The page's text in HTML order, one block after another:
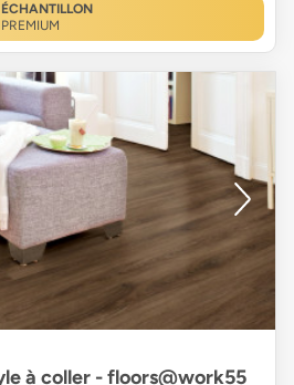
ÉCHANTILLON
PREMIUM
à coller - floors@work55